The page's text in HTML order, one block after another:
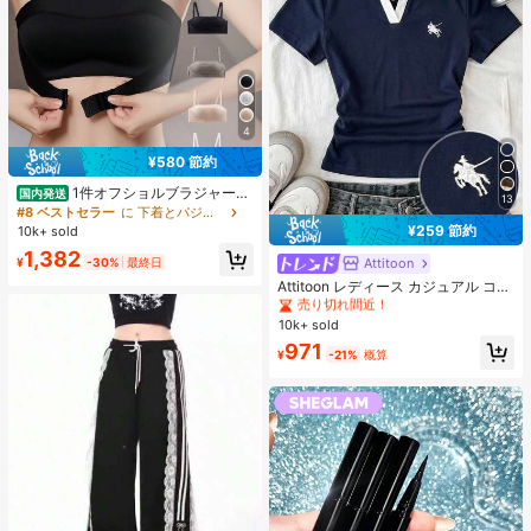
4
¥580 節約
国内発送 1件オフショルブラジャー、
小胸用アップチューブトップ、 オフ
ショルインナー 、脇高 谷間メイク下
ャー
#8 ベストセラー
に 下着とパジャマ
10k+ sold
¥1,382 -30% 最終日
13
¥259 節約
Attitoon
Attitoon レディース カジュアル コン
トラストカラー ポロカラー 半袖Tシ
ャツ、デイリーウェア
#1 ベストセラー
売り切れ間近！
#1 ベストセラー
売り切れ間近！
#1 ベストセラー
売り切れ間近！
#1 ベストセラー
に 襟 女性用トップス、ブラウス、Tシャツ
10k+ sold
¥971 -21% 概算